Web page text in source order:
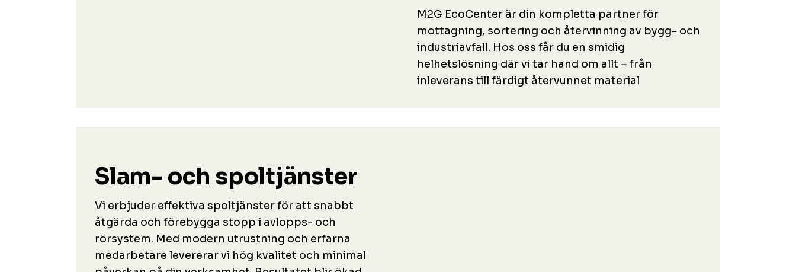
M2G EcoCenter är din kompletta partner för
mottagning, sortering och återvinning av bygg- och
industriavfall. Hos oss får du en smidig
helhetslösning där vi tar hand om allt – från
inleverans till färdigt återvunnet material
Slam- och spoltjänster
Vi erbjuder effektiva spoltjänster för att snabbt
åtgärda och förebygga stopp i avlopps- och
rörsystem. Med modern utrustning och erfarna
medarbetare levererar vi hög kvalitet och minimal